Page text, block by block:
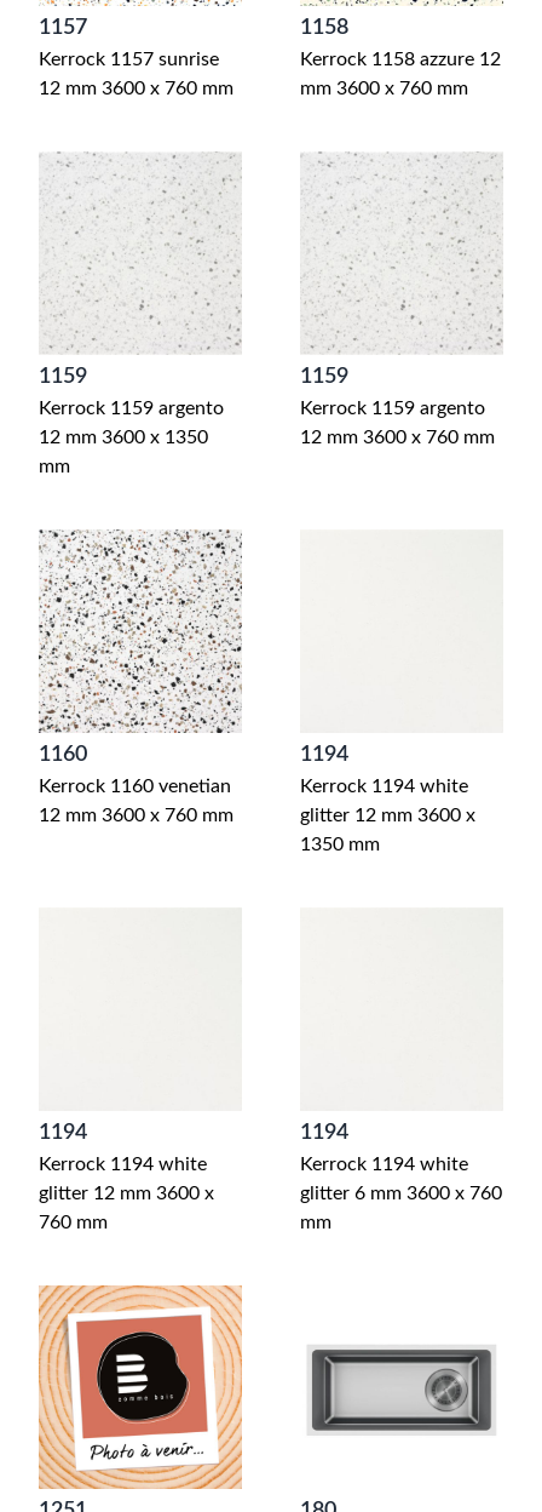
1157
Kerrock 1157 sunrise
12 mm 3600 x 760 mm
1158
Kerrock 1158 azzure 12
mm 3600 x 760 mm
1159
Kerrock 1159 argento
12 mm 3600 x 1350
mm
1159
Kerrock 1159 argento
12 mm 3600 x 760 mm
1160
Kerrock 1160 venetian
12 mm 3600 x 760 mm
1194
Kerrock 1194 white
glitter 12 mm 3600 x
1350 mm
1194
Kerrock 1194 white
glitter 12 mm 3600 x
760 mm
1194
Kerrock 1194 white
glitter 6 mm 3600 x 760
mm